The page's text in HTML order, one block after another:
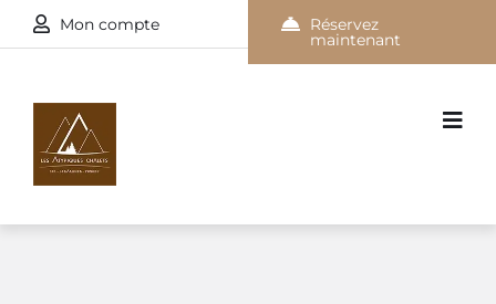
Mon compte Réservez
maintenant